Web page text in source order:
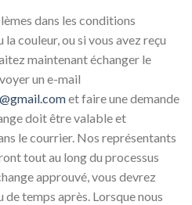
dans les conditions
couleur, ou si vous avez reçu
maintenant échanger le
un e-mail
et faire une demande
doit être valable et
le courrier. Nos représentants
tout au long du processus
approuvé, vous devrez
temps après. Lorsque nous